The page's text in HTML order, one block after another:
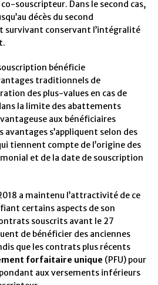
souscripteur. Dans le second cas,
décès du second
survivant conservant l’intégralité
bénéficie
traditionnels de
des plus-values en cas de
la limite des abattements
aux bénéficiaires
avantages s’appliquent selon des
tiennent compte de l’origine des
et de la date de souscription
a maintenu l’attractivité de ce
certains aspects de son
souscrits avant le 27
de bénéficier des anciennes
que les contrats plus récents
forfaitaire unique (PFU) pour
aux versements inférieurs